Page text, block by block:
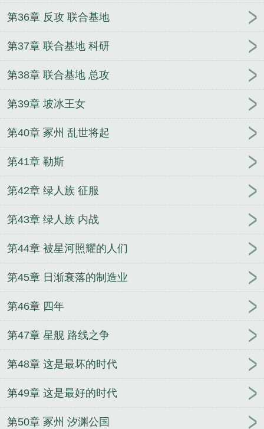
第36章 反攻 联合基地
第37章 联合基地 科研
第38章 联合基地 总攻
第39章 坡冰王女
第40章 冢州 乱世将起
第41章 勒斯
第42章 绿人族 征服
第43章 绿人族 内战
第44章 被星河照耀的人们
第45章 日渐衰落的制造业
第46章 四年
第47章 星舰 路线之争
第48章 这是最坏的时代
第49章 这是最好的时代
第50章 冢州 汐渊公国